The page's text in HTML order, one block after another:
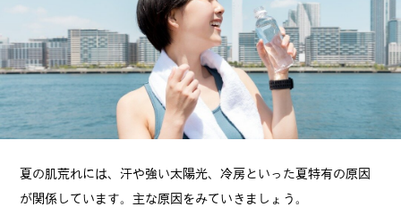
夏の肌荒れには、汗や強い太陽光、冷房といった夏特有の原因
が関係しています。主な原因をみていきましょう。